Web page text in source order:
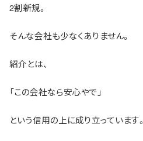
2割新規。
そんな会社も少なくありません。
紹介とは、
「この会社なら安心やで」
という信用の上に成り立っています。